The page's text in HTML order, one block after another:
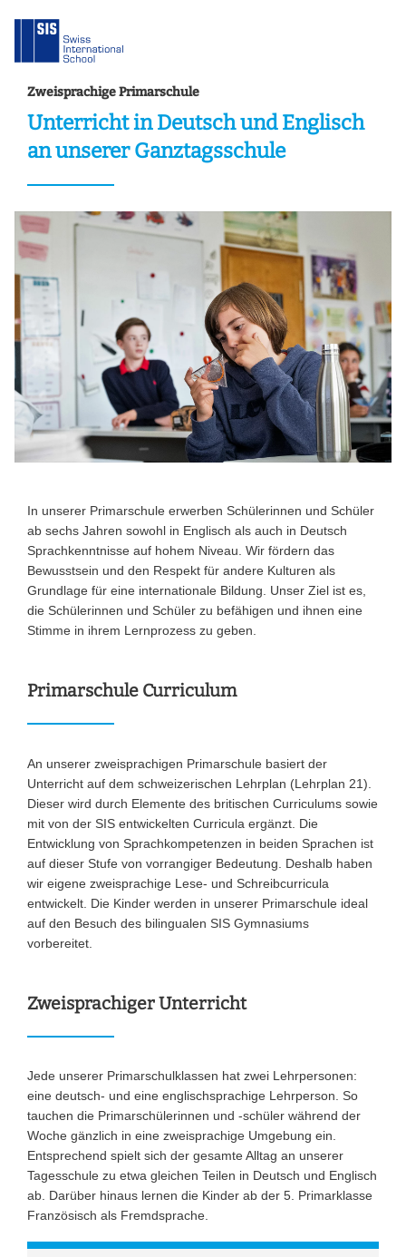
Zweisprachige Primarschule
Unterricht in Deutsch und Englisch
an unserer Ganztagsschule
In unserer Primarschule erwerben Schülerinnen und Schüler
ab sechs Jahren sowohl in Englisch als auch in Deutsch
Sprachkenntnisse auf hohem Niveau. Wir fördern das
Bewusstsein und den Respekt für andere Kulturen als
Grundlage für eine internationale Bildung. Unser Ziel ist es,
die Schülerinnen und Schüler zu befähigen und ihnen eine
Stimme in ihrem Lernprozess zu geben.
Primarschule Curriculum
An unserer zweisprachigen Primarschule basiert der
Unterricht auf dem schweizerischen Lehrplan (Lehrplan 21).
Dieser wird durch Elemente des britischen Curriculums sowie
mit von der SIS entwickelten Curricula ergänzt. Die
Entwicklung von Sprachkompetenzen in beiden Sprachen ist
auf dieser Stufe von vorrangiger Bedeutung. Deshalb haben
wir eigene zweisprachige Lese- und Schreibcurricula
entwickelt. Die Kinder werden in unserer Primarschule ideal
auf den Besuch des bilingualen SIS Gymnasiums
vorbereitet.
Zweisprachiger Unterricht
Jede unserer Primarschulklassen hat zwei Lehrpersonen:
eine deutsch- und eine englischsprachige Lehrperson. So
tauchen die Primarschülerinnen und -schüler während der
Woche gänzlich in eine zweisprachige Umgebung ein.
Entsprechend spielt sich der gesamte Alltag an unserer
Tagesschule zu etwa gleichen Teilen in Deutsch und Englisch
ab. Darüber hinaus lernen die Kinder ab der 5. Primarklasse
Französisch als Fremdsprache.